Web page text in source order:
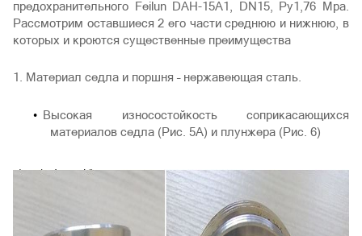
предохранительного Feilun DAН-15A1, DN15, Ру1,76 Мра.
Рассмотрим оставшиеся 2 его части среднюю и нижнюю, в
которых и кроются существенные преимущества
1. Материал седла и поршня – нержавеющая сталь.
Высокая износостойкость соприкасающихся
материалов седла (Рис. 5А) и плунжера (Рис. 6)